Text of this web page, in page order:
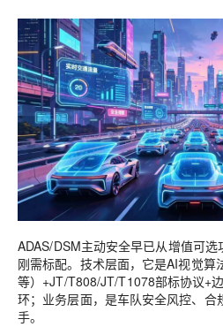
ADAS/DSM主动安全早已从增值可
刚需标配。技术层面，它是AI视觉算
等）+JT/T808/JT/T1078部标协议+
环；业务层面，是车队安全风控、合
手。